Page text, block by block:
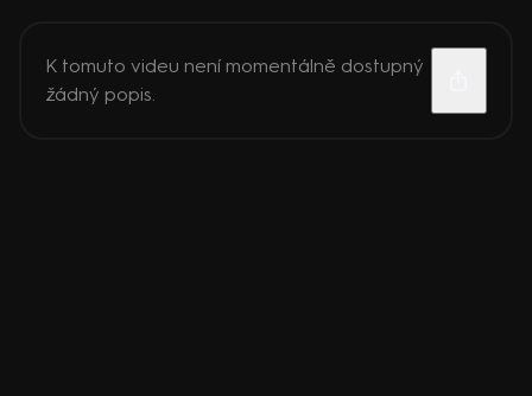
K tomuto videu není momentálně dostupný
žádný popis.